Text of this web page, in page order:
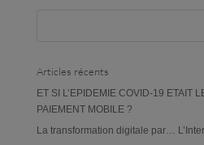
Articles récents
ET SI L’EPIDEMIE COVID-19 ETAIT
PAIEMENT MOBILE ?
La transformation digitale par…